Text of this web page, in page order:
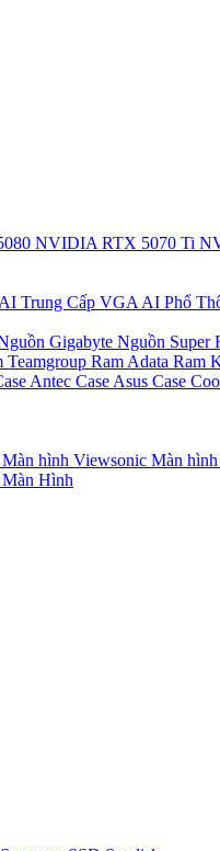
NVIDIA RTX 5070 Ti
Trung Cấp VGA AI Phổ
Gigabyte Nguồn Super
Teamgroup Ram Adata Ram
Antec Case Asus Case
Màn hình Viewsonic Màn hình
Hình